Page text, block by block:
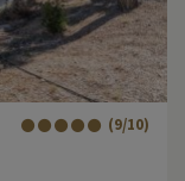
(9/10)